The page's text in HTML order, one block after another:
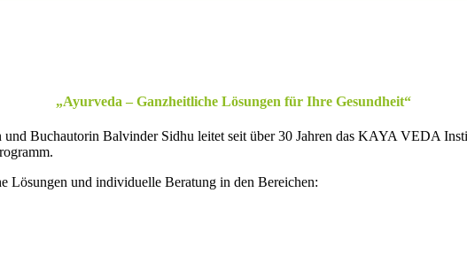
„Ayurveda – Ganzheitliche Lösungen für Ihre Gesundheit“
Buchautorin Balvinder Sidhu leitet seit über 30 Jahren das KAYA VEDA
Lösungen und individuelle Beratung in den Bereichen: